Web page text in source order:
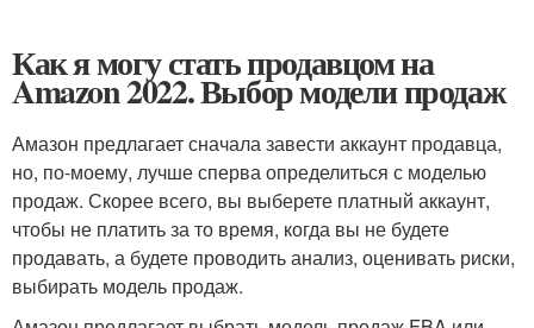
Как я могу стать продавцом на
Amazon 2022. Выбор модели продаж
Амазон предлагает сначала завести аккаунт продавца,
но, по-моему, лучше сперва определиться с моделью
продаж. Скорее всего, вы выберете платный аккаунт,
чтобы не платить за то время, когда вы не будете
продавать, а будете проводить анализ, оценивать риски,
выбирать модель продаж.